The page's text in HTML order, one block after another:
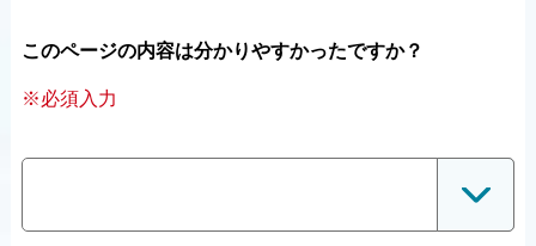
このページの内容は分かりやすかったですか？
※必須入力